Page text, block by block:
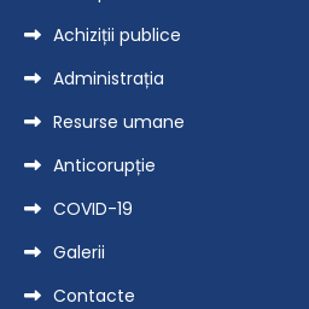
Achiziții publice
Administrația
Resurse umane
Anticorupție
COVID-19
Galerii
Contacte